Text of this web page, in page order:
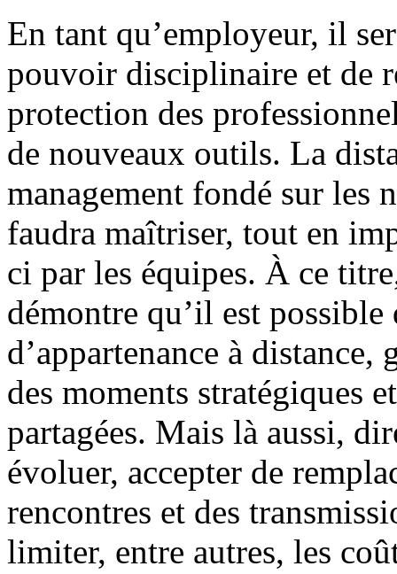
En tant qu’employeur, il
pouvoir disciplinaire et de
protection des
de nouveaux outils. La
management fondé sur les
faudra maîtriser, tout en
ci par les équipes. À ce
démontre qu’il est
d’appartenance à distance,
des moments stratégiques
partagées. Mais là aussi,
évoluer, accepter de
rencontres et des
limiter, entre autres, les